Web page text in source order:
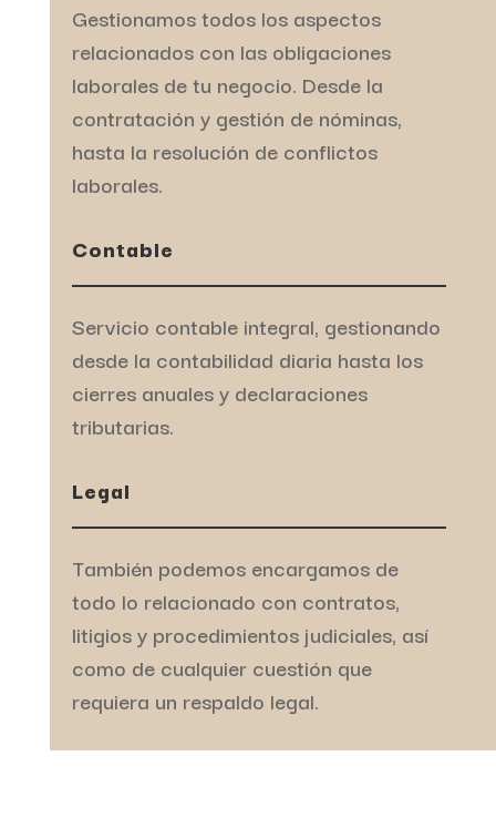
Gestionamos todos los aspectos
relacionados con las obligaciones
laborales de tu negocio. Desde la
contratación y gestión de nóminas,
hasta la resolución de conflictos
laborales.
Contable
Servicio contable integral, gestionando
desde la contabilidad diaria hasta los
cierres anuales y declaraciones
tributarias.
Legal
También podemos encargamos de
todo lo relacionado con contratos,
litigios y procedimientos judiciales, así
como de cualquier cuestión que
requiera un respaldo legal.